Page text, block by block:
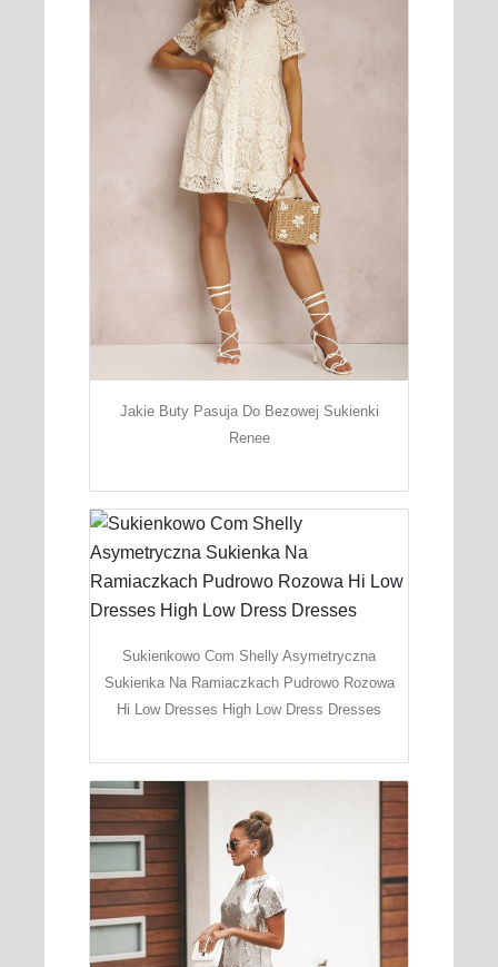
Jakie Buty Pasuja Do Bezowej Sukienki
Renee
Sukienkowo Com Shelly Asymetryczna
Sukienka Na Ramiaczkach Pudrowo Rozowa
Hi Low Dresses High Low Dress Dresses